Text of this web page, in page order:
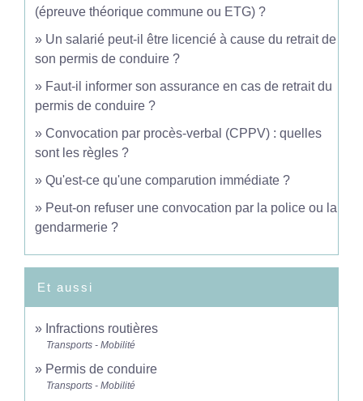
(épreuve théorique commune ou ETG) ?
Un salarié peut-il être licencié à cause du retrait de
son permis de conduire ?
Faut-il informer son assurance en cas de retrait du
permis de conduire ?
Convocation par procès-verbal (CPPV) : quelles
sont les règles ?
Qu'est-ce qu'une comparution immédiate ?
Peut-on refuser une convocation par la police ou la
gendarmerie ?
Et aussi
Infractions routières
Transports - Mobilité
Permis de conduire
Transports - Mobilité